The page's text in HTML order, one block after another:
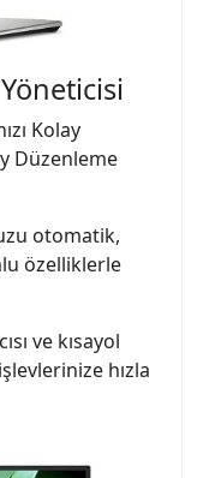
Kolay
Düzenleme
otomatik,
özelliklerle
ve kısayol
hızla